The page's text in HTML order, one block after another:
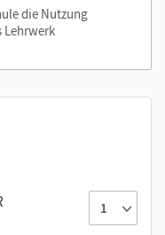
und Üben
Applets
erhalten Sie
jeweils in
lernen.cornelsen.de
die Nutzung
Lehrwerk